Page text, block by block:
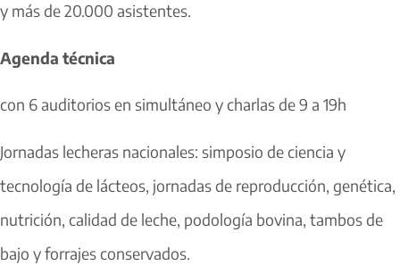
y más de 20.000 asistentes.
Agenda técnica
con 6 auditorios en simultáneo y charlas de 9 a 19h
Jornadas lecheras nacionales: simposio de ciencia y
tecnología de lácteos, jornadas de reproducción, genética,
nutrición, calidad de leche, podología bovina, tambos de
bajo y forrajes conservados.